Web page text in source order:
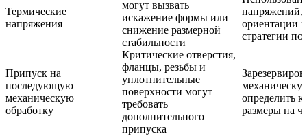
Термические
напряжения
могут вызвать
искажение формы или
снижение размерной
стабильности
напряжений,
ориентации
стратегии
Припуск на
последующую
механическую
обработку
Критические отверстия,
фланцы, резьбы и
уплотнительные
поверхности могут
требовать
дополнительного
припуска
определить
размеры на